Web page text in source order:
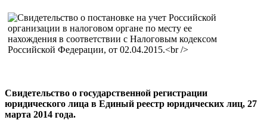
Свидетельство о государственной регистрации
юридического лица в Единый реестр юридических лиц, 27
марта 2014 года.